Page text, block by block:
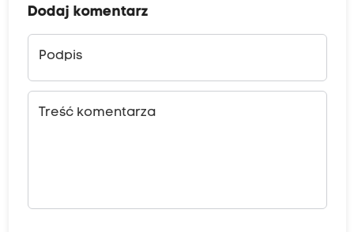
Dodaj komentarz
Podpis
Treść komentarza